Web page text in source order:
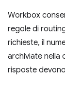
Workbox
regole di
richieste, il
archiviate nella
risposte